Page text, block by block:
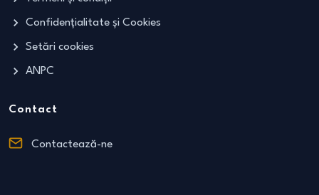
Confidențialitate și Cookies
Setări cookies
ANPC
Contact
Contactează-ne